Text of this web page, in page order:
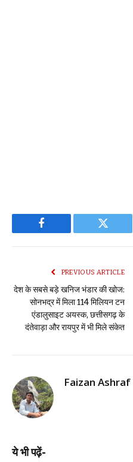
Facebook Twitter
PREVIOUS ARTICLE
देश के सबसे बड़े खनिज भंडार की खोज:
सोनभद्र में मिला 114 मिलियन टन
एंडालुसाइट अयस्क, छत्तीसगढ़ के
दंतेवाड़ा और रायपुर में भी मिले संकेत
Faizan Ashraf
ये भी पढ़ें-